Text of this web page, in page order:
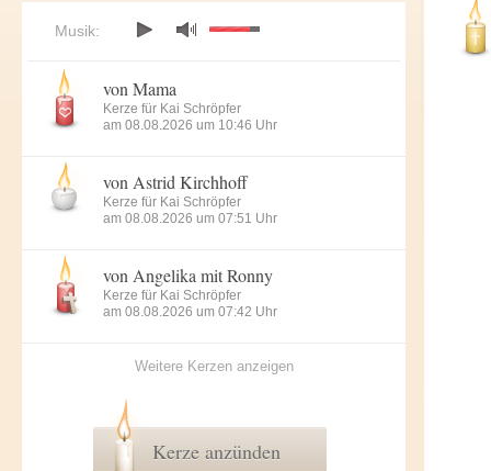
Musik:
von Mama
Kerze für Kai Schröpfer
am 08.08.2026 um 10:46 Uhr
von Astrid Kirchhoff
Kerze für Kai Schröpfer
am 08.08.2026 um 07:51 Uhr
von Angelika mit Ronny
Kerze für Kai Schröpfer
am 08.08.2026 um 07:42 Uhr
Weitere Kerzen anzeigen
Kerze anzünden